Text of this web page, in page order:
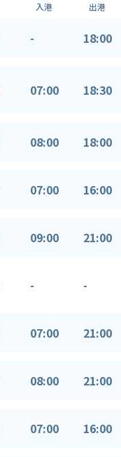
入港 出港
- 18:00
07:00 18:30
08:00 18:00
07:00 16:00
09:00 21:00
- -
07:00 21:00
08:00 21:00
07:00 16:00